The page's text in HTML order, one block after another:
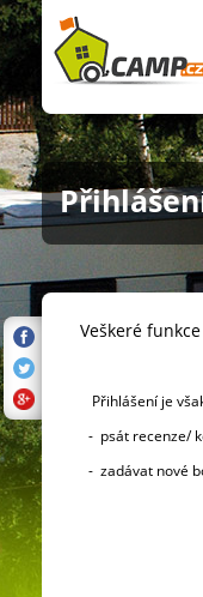
Veškeré
Přihlášení je však
- psát recenze/
- zadávat nové